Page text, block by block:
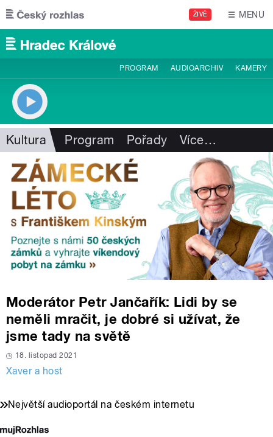
Přejít k hlavnímu obsahu
ŽIVĚ MENU
PROGRAM AUDIOARCHIV KAMERY
Kultura Program Pořady Více…
Moderátor Petr Jančařík: Lidi by se
neměli mračit, je dobré si užívat, že
jsme tady na světě
18. listopad 2021
Xaver a host
Největší audioportál na českém internetu